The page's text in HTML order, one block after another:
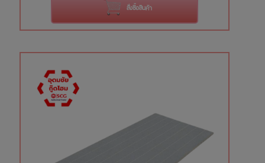
สั่งซื้อสินค้า